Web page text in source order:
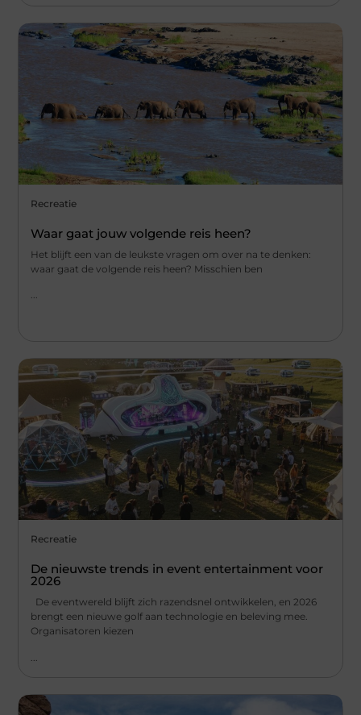
Recreatie
Waar gaat jouw volgende reis heen?
Het blijft een van de leukste vragen om over na te denken:
waar gaat de volgende reis heen? Misschien ben
...
Recreatie
De nieuwste trends in event entertainment voor
2026
De eventwereld blijft zich razendsnel ontwikkelen, en 2026
brengt een nieuwe golf aan technologie en beleving mee.
Organisatoren kiezen